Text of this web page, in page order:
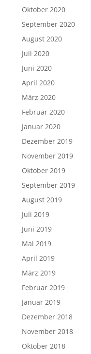
Oktober 2020
September 2020
August 2020
Juli 2020
Juni 2020
April 2020
März 2020
Februar 2020
Januar 2020
Dezember 2019
November 2019
Oktober 2019
September 2019
August 2019
Juli 2019
Juni 2019
Mai 2019
April 2019
März 2019
Februar 2019
Januar 2019
Dezember 2018
November 2018
Oktober 2018